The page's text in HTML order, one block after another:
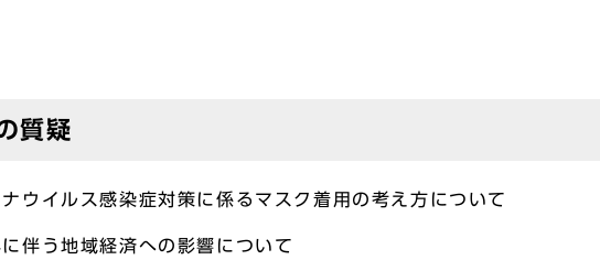
質疑
ウイルス感染症対策に係るマスク着用の考え方について
伴う地域経済への影響について